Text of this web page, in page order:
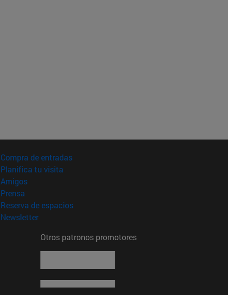
Compra de entradas(abre en nueva ventana)
Planifica tu visita
Amigos(abre en nueva ventana)
Prensa
Reserva de espacios(abre en nueva ventana)
Newsletter(abre en nueva ventana)
Otros patronos promotores